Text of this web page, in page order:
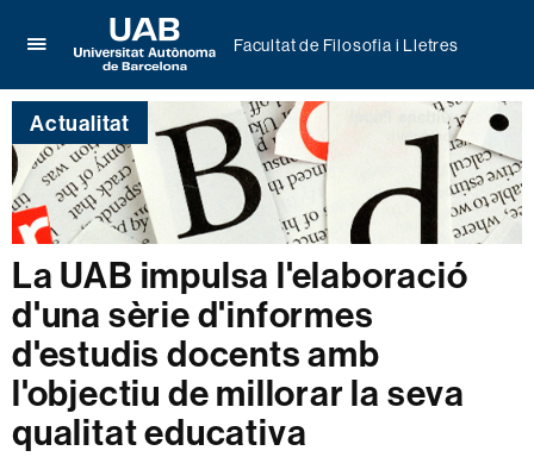
per
desplegar
el
menú
de
Facultat
de
Filosofia
i
Lletres
Universitat
Autònoma
de
Barcelona
Facultat de Filosofia i Lletres
Actualitat
La UAB impulsa l'elaboració
d'una sèrie d'informes
d'estudis docents amb
l'objectiu de millorar la seva
qualitat educativa